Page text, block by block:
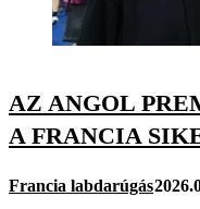
AZ ANGOL
A FRANCIA
Francia labdarúgás